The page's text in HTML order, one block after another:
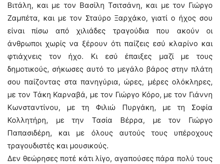
Βιτάλη, και με τον Βασίλη Τσιτσάνη, και με τον Γιώργο
Ζαμπέτα, και με τον Σταύρο Ξαρχάκο, γιατί ο ήχος σου
είναι πίσω από χιλιάδες τραγούδια που ακούν οι
άνθρωποι χωρίς να ξέρουν ότι παίζεις εσύ κλαρίνο και
φτιάχνεις τον ήχο. Κι εσύ έπαιξες μαζί με τους
δημοτικούς, σήκωσες αυτό το μεγάλο βάρος στην πλάτη
σου παίζοντας στα πανηγύρια, ώρες, μέρες ολόκληρες,
με τον Τάκη Καρναβά, με τον Γιώργο Κόρο, με τον Γιάννη
Κωνσταντίνου, με τη Φιλιώ Πυργάκη, με τη Σοφία
Κολλητήρη, με την Τασία Βέρρα, με τον Γιώργο
Παπασιδέρη, και με όλους αυτούς τους υπέροχους
τραγουδιστές και μουσικούς.
Δεν θεώρησες ποτέ κάτι λίγο, αγαπούσες πάρα πολύ τους